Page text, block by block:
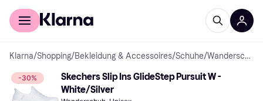
Für Shopper
Klarna/Shopping/Bekleidung & Accessoires/Schuhe/ Wanderschuhe
-30%
Skechers Slip Ins GlideStep Pursuit W -
White/Silver